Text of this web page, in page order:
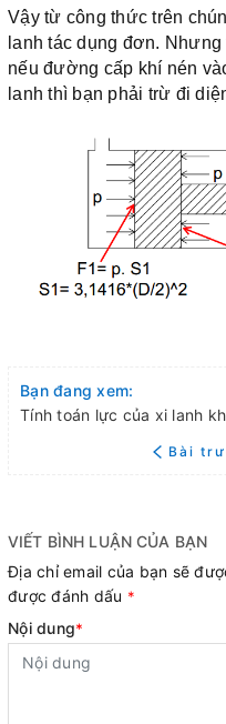
Vậy từ công thức trên
lanh tác dụng đơn.
nếu đường cấp khí nén
lanh thì bạn phải trừ đi
Bạn đang xem:
Tính toán lực của xi lanh
Bài
VIẾT BÌNH LUẬN CỦA BẠN
Địa chỉ email của bạn sẽ
được đánh dấu *
Nội dung*